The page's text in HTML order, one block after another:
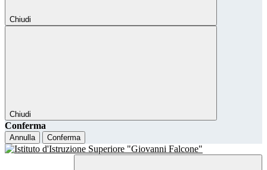
Chiudi
Chiudi
Conferma
Annulla Conferma